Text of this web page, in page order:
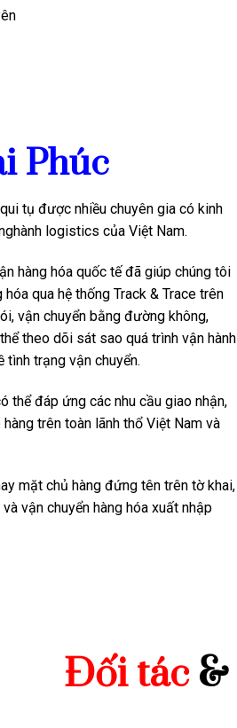
Phúc
tụ được nhiều chuyên gia có kinh
logistics của Việt Nam.
hàng hóa quốc tế đã giúp chúng tôi
qua hệ thống Track & Trace trên
vận chuyển bằng đường không,
theo dõi sát sao quá trình vận hành
tình trạng vận chuyển.
thể đáp ứng các nhu cầu giao nhận,
trên toàn lãnh thổ Việt Nam và
mặt chủ hàng đứng tên trên tờ khai,
vận chuyển hàng hóa xuất nhập
Đối tác&